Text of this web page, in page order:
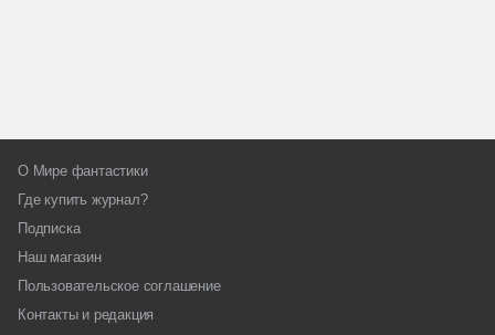
О Мире фантастики
Где купить журнал?
Подписка
Наш магазин
Пользовательское соглашение
Контакты и редакция